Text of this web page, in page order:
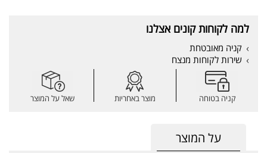
למה לקוחות קונים אצלנו
קניה מאובטחת
שירות לקוחות מנצח
קניה בטוחה מוצר באחריות שאל על המוצר
על המוצר